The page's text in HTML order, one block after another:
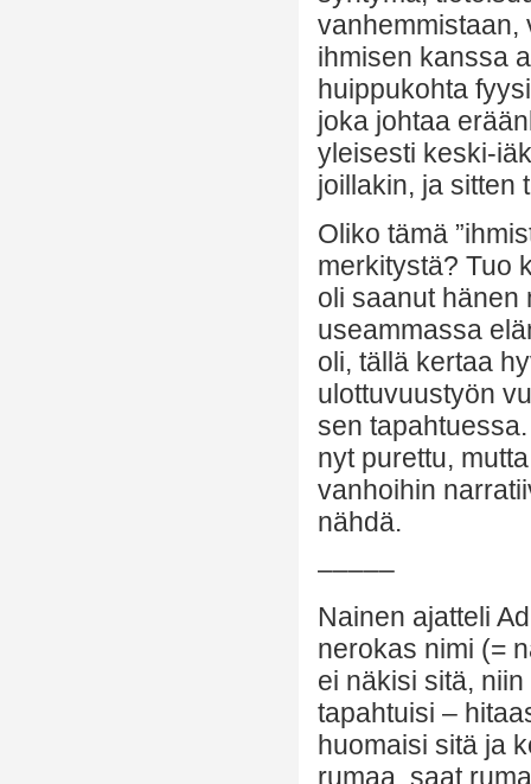
vanhemmistaan,
ihmisen kanssa
huippukohta
joka johtaa
yleisesti keski-
joillakin, ja sitten
Oliko tämä
merkitystä? Tuo
oli saanut hänen
useammassa
oli, tällä kertaa
ulottuvuustyön
sen
nyt purettu,
vanhoihin
nähdä.
–––––
Nainen ajatteli
nerokas nimi (=
ei näkisi sitä,
tapahtuisi –
huomaisi sitä ja
rumaa, saat